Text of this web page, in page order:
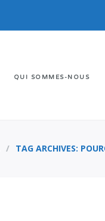
QUI SOMMES-NOUS
TAG ARCHIVES: